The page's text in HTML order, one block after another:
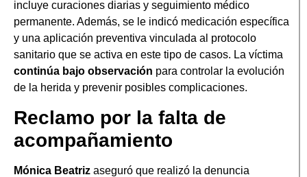
incluye curaciones diarias y seguimiento médico
permanente. Además, se le indicó medicación específica
y una aplicación preventiva vinculada al protocolo
sanitario que se activa en este tipo de casos. La víctima
continúa bajo observación para controlar la evolución
de la herida y prevenir posibles complicaciones.
Reclamo por la falta de
acompañamiento
Mónica Beatriz aseguró que realizó la denuncia